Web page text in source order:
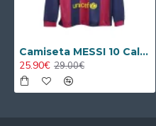
Camiseta MESSI 10 Calidad AAA Barcelona Local Primera Equipación 2014/15 Vintage ML
25.90€ 29.00€